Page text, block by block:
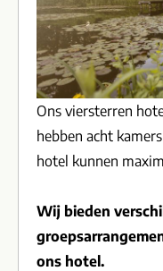
Ons viersterren
hebben acht
hotel kunnen
Wij bieden
ons hotel.